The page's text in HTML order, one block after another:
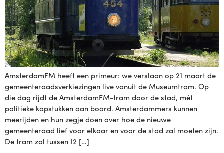
AmsterdamFM heeft een primeur: we verslaan op 21 maart de
gemeenteraadsverkiezingen live vanuit de Museumtram. Op
die dag rijdt de AmsterdamFM-tram door de stad, mét
politieke kopstukken aan boord. Amsterdammers kunnen
meerijden en hun zegje doen over hoe de nieuwe
gemeenteraad lief voor elkaar en voor de stad zal moeten zijn.
De tram zal tussen 12 […]